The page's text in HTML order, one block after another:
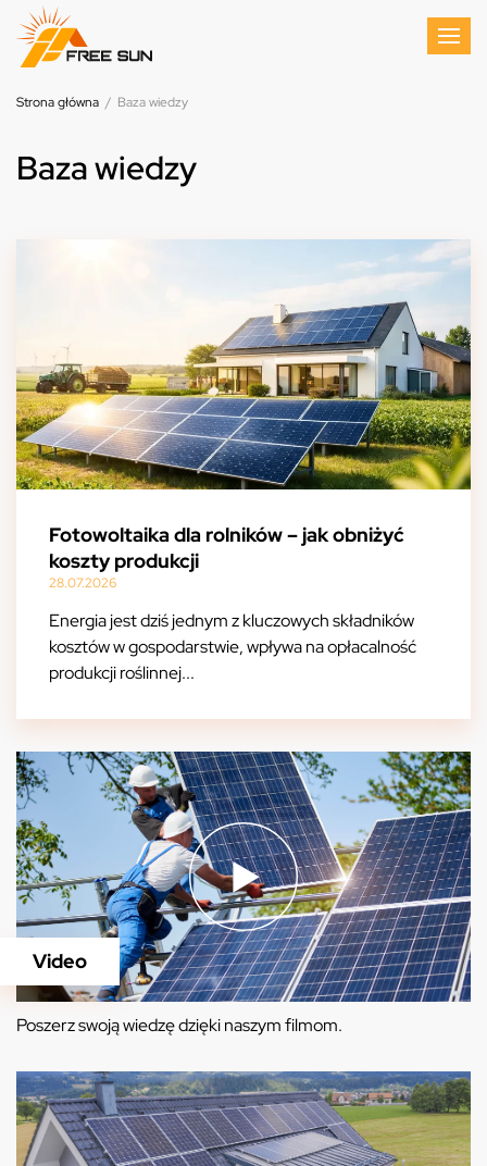
Strona główna / Baza wiedzy
Baza wiedzy
Fotowoltaika dla rolników – jak obniżyć
koszty produkcji
28.07.2026
Energia jest dziś jednym z kluczowych składników
kosztów w gospodarstwie, wpływa na opłacalność
produkcji roślinnej...
Video
Poszerz swoją wiedzę dzięki naszym filmom.